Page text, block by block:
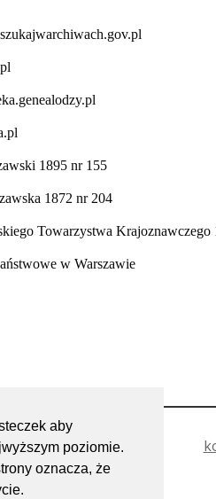
aby
poziomie.
oznacza, że
1895 nr 155
1872 nr 204
Towarzystwa Krajoznawczego
w Warszawie